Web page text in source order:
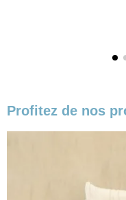
Profitez de nos